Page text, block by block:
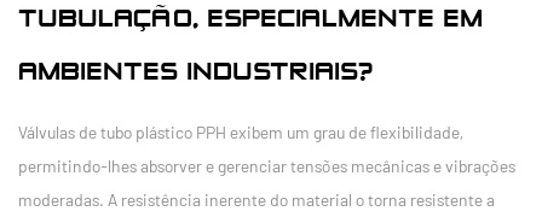
TUBULAÇÃO, ESPECIALMENTE EM
AMBIENTES INDUSTRIAIS?
Válvulas de tubo plástico PPH exibem um grau de flexibilidade,
permitindo-lhes absorver e gerenciar tensões mecânicas e vibrações
moderadas. A resistência inerente do material o torna resistente a